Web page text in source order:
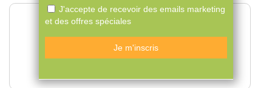
Qualité du produit
